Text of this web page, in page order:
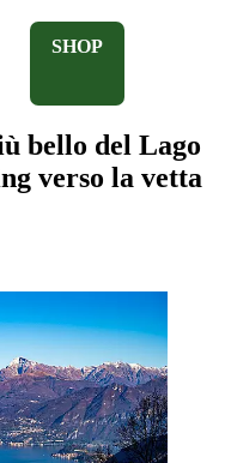
SHOP
bello del Lago
verso la vetta